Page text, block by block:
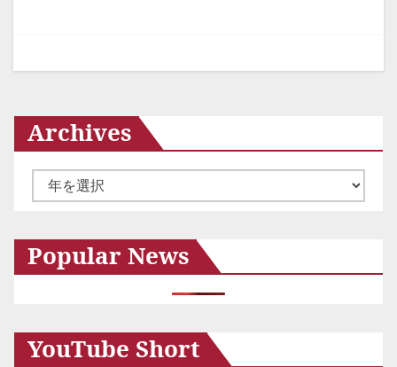
ョ
ン
Archives
ー
イ
ブ
Popular News
YouTube Short